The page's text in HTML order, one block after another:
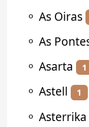
⚬ As Oiras
⚬ As
⚬ Asarta 1
⚬ Astell 1
⚬ Asterrika